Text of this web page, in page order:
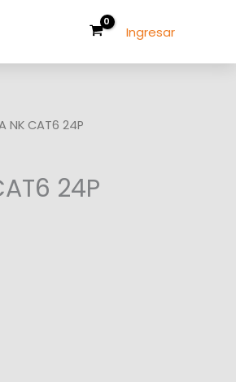
Ingresar
NK CAT6 24P
24P